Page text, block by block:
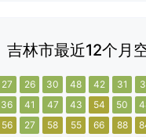
吉林市最近12个月
27 26 30 48 42 31
36 41 47 43 54 50
56 27 58 55 66 88